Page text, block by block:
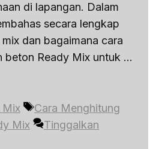
di lapangan. Dalam
secara lengkap
dan bagaimana cara
beton Ready Mix untuk …
Mix Tag
Cara Menghitung
Mix
Tinggalkan